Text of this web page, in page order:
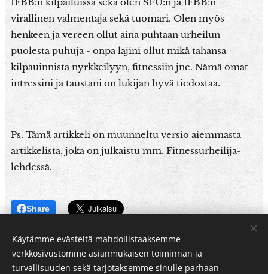
virallinen valmentaja sekä tuomari. Olen myös
henkeen ja vereen ollut aina puhtaan urheilun
puolesta puhuja - onpa lajini ollut mikä tahansa
kilpauinnista nyrkkeilyyn, fitnessiin jne. Nämä omat
intressini ja taustani on lukijan hyvä tiedostaa.
Ps. Tämä artikkeli on muunneltu versio aiemmasta
artikkelista, joka on julkaistu mm. Fitnessurheilija-
lehdessä.
Share
Käytämme evästeitä mahdollistaaksemme
verkkosivustomme asianmukaisen toiminnan ja
turvallisuuden sekä tarjotaksemme sinulle parhaan